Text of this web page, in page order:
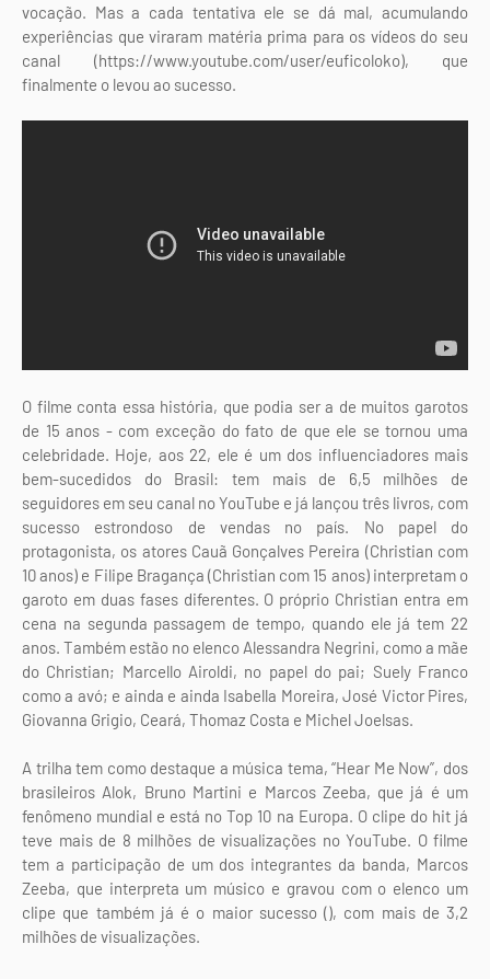
vocação. Mas a cada tentativa ele se dá mal, acumulando
experiências que viraram matéria prima para os vídeos do seu
canal (https://www.youtube.com/user/euficoloko), que
finalmente o levou ao sucesso.
O filme conta essa história, que podia ser a de muitos garotos
de 15 anos - com exceção do fato de que ele se tornou uma
celebridade. Hoje, aos 22, ele é um dos influenciadores mais
bem-sucedidos do Brasil: tem mais de 6,5 milhões de
seguidores em seu canal no YouTube e já lançou três livros, com
sucesso estrondoso de vendas no país. No papel do
protagonista, os atores Cauã Gonçalves Pereira (Christian com
10 anos) e Filipe Bragança (Christian com 15 anos) interpretam o
garoto em duas fases diferentes. O próprio Christian entra em
cena na segunda passagem de tempo, quando ele já tem 22
anos. Também estão no elenco Alessandra Negrini, como a mãe
do Christian; Marcello Airoldi, no papel do pai; Suely Franco
como a avó; e ainda e ainda Isabella Moreira, José Victor Pires,
Giovanna Grigio, Ceará, Thomaz Costa e Michel Joelsas.
A trilha tem como destaque a música tema, “Hear Me Now”, dos
brasileiros Alok, Bruno Martini e Marcos Zeeba, que já é um
fenômeno mundial e está no Top 10 na Europa. O clipe do hit já
teve mais de 8 milhões de visualizações no YouTube. O filme
tem a participação de um dos integrantes da banda, Marcos
Zeeba, que interpreta um músico e gravou com o elenco um
clipe que também já é o maior sucesso (), com mais de 3,2
milhões de visualizações.